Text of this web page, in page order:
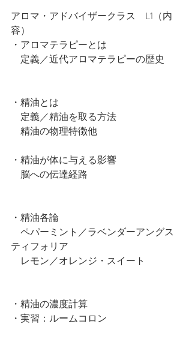
アロマ・アドバイザークラス　L1（内
容）
・アロマテラピーとは
定義／近代アロマテラピーの歴史
・精油とは
定義／精油を取る方法
精油の物理特徴他
・精油が体に与える影響
脳への伝達経路
・精油各論
ペパーミント／ラベンダーアングス
ティフォリア
レモン／オレンジ・スイート
・精油の濃度計算
・実習：ルームコロン